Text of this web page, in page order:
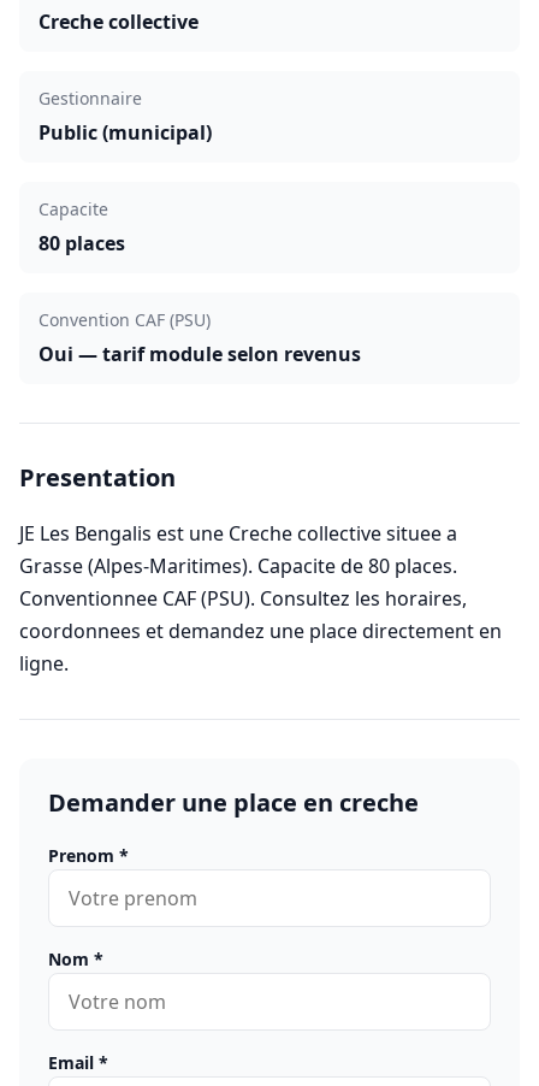
Creche collective
Gestionnaire
Public (municipal)
Capacite
80 places
Convention CAF (PSU)
Oui — tarif module selon revenus
Presentation
JE Les Bengalis est une Creche collective situee a
Grasse (Alpes-Maritimes). Capacite de 80 places.
Conventionnee CAF (PSU). Consultez les horaires,
coordonnees et demandez une place directement en
ligne.
Demander une place en creche
Prenom *
Nom *
Email *